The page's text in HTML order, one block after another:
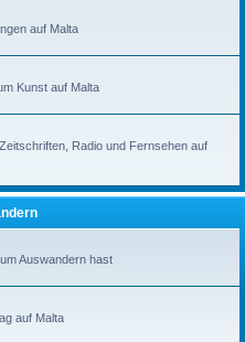
auf Malta
Kunst auf Malta
Radio und Fernsehen auf
Auswandern hast
auf Malta